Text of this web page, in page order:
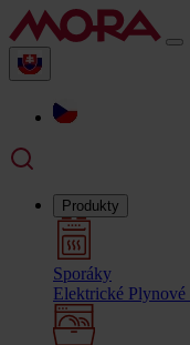
Produkty
Sporáky
Elektrické Plynové